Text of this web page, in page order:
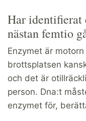
Har identifierat
nästan femtio
Enzymet är
brottsplatsen
och det är
person. Dna:t
enzymet för,